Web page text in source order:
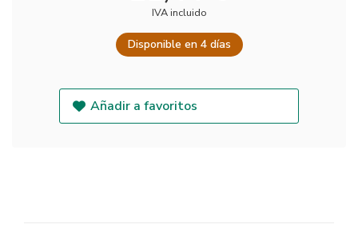
IVA incluido
Disponible en 4 días
Añadir a favoritos